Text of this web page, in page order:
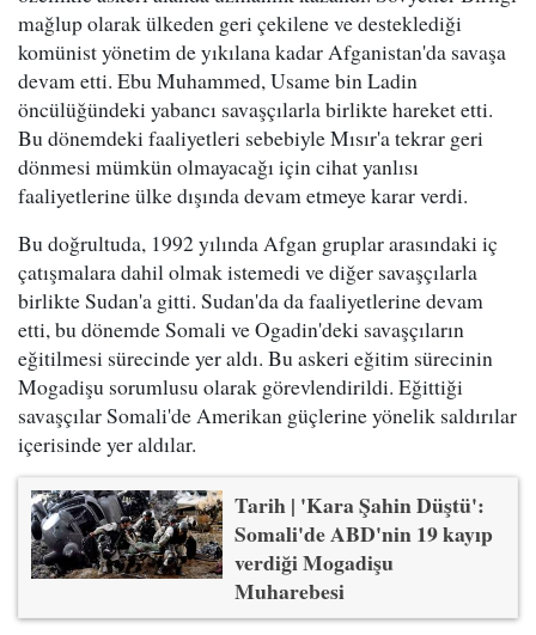
mağlup olarak ülkeden geri çekilene ve desteklediği
komünist yönetim de yıkılana kadar Afganistan'da savaşa
devam etti. Ebu Muhammed, Usame bin Ladin
öncülüğündeki yabancı savaşçılarla birlikte hareket etti.
Bu dönemdeki faaliyetleri sebebiyle Mısır'a tekrar geri
dönmesi mümkün olmayacağı için cihat yanlısı
faaliyetlerine ülke dışında devam etmeye karar verdi.
Bu doğrultuda, 1992 yılında Afgan gruplar arasındaki iç
çatışmalara dahil olmak istemedi ve diğer savaşçılarla
birlikte Sudan'a gitti. Sudan'da da faaliyetlerine devam
etti, bu dönemde Somali ve Ogadin'deki savaşçıların
eğitilmesi sürecinde yer aldı. Bu askeri eğitim sürecinin
Mogadişu sorumlusu olarak görevlendirildi. Eğittiği
savaşçılar Somali'de Amerikan güçlerine yönelik saldırılar
içerisinde yer aldılar.
Tarih | 'Kara Şahin Düştü':
Somali'de ABD'nin 19 kayıp
verdiği Mogadişu
Muharebesi